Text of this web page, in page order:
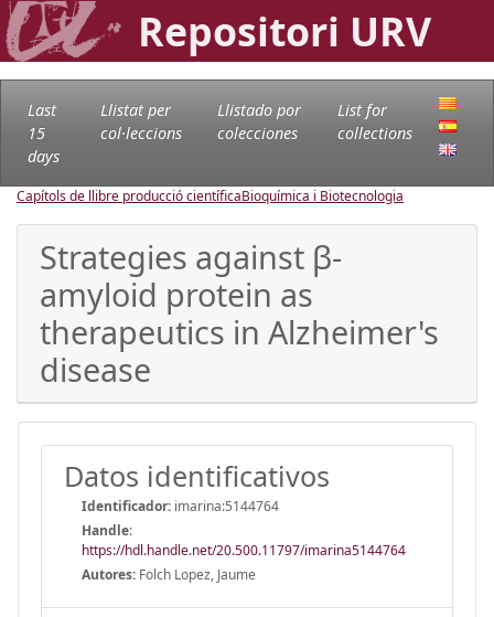
Repositori URV
Last
15
days
Llistat per
col·leccions
Llistado por
colecciones
List for
collections
Capítols de llibre producció científicaBioquímica i Biotecnologia
Strategies against β-
amyloid protein as
therapeutics in Alzheimer's
disease
Datos identificativos
Identificador: imarina:5144764
Handle:
https://hdl.handle.net/20.500.11797/imarina5144764
Autores: Folch Lopez, Jaume